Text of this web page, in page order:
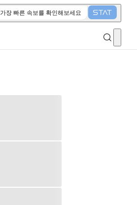
가장 빠른 속보를 확인해보세요